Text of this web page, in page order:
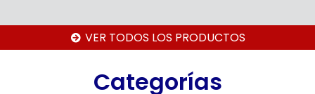
VER TODOS LOS PRODUCTOS
Categorías